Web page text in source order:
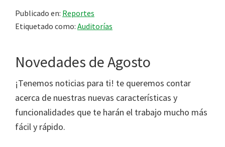
Publicado en: Reportes
Etiquetado como: Auditorías
Novedades de Agosto
¡Tenemos noticias para ti! te queremos contar
acerca de nuestras nuevas características y
funcionalidades que te harán el trabajo mucho más
fácil y rápido.